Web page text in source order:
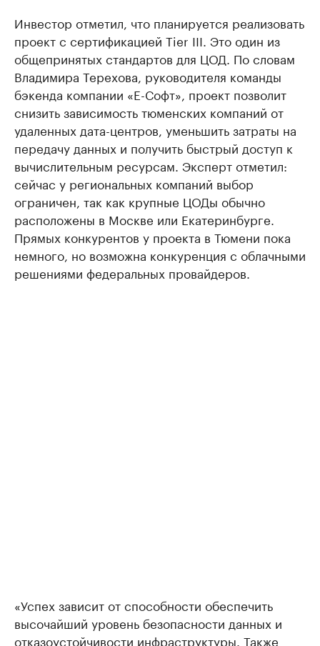
Инвестор отметил, что планируется реализовать
проект с сертификацией Tier III. Это один из
общепринятых стандартов для ЦОД. По словам
Владимира Терехова, руководителя команды
бэкенда компании «Е-Софт», проект позволит
снизить зависимость тюменских компаний от
удаленных дата-центров, уменьшить затраты на
передачу данных и получить быстрый доступ к
вычислительным ресурсам. Эксперт отметил:
сейчас у региональных компаний выбор
ограничен, так как крупные ЦОДы обычно
расположены в Москве или Екатеринбурге.
Прямых конкурентов у проекта в Тюмени пока
немного, но возможна конкуренция с облачными
решениями федеральных провайдеров.
«Успех зависит от способности обеспечить
высочайший уровень безопасности данных и
отказоустойчивости инфраструктуры. Также